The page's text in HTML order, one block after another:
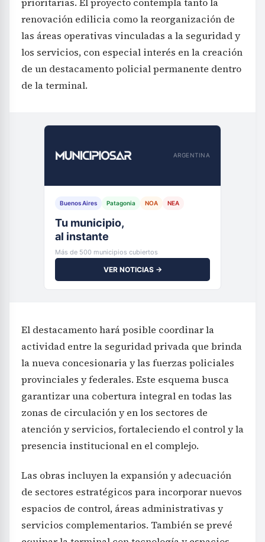
renovación edilicia como la reorganización de
las áreas operativas vinculadas a la seguridad y
los servicios, con especial interés en la creación
de un destacamento policial permanente dentro
de la terminal.
ARGENTINA
Buenos Aires Patagonia NOA NEA
Tu municipio,
al instante
Más de 500 municipios cubiertos
VER NOTICIAS →
El destacamento hará posible coordinar la
actividad entre la seguridad privada que brinda
la nueva concesionaria y las fuerzas policiales
provinciales y federales. Este esquema busca
garantizar una cobertura integral en todas las
zonas de circulación y en los sectores de
atención y servicios, fortaleciendo el control y la
presencia institucional en el complejo.
Las obras incluyen la expansión y adecuación
de sectores estratégicos para incorporar nuevos
espacios de control, áreas administrativas y
servicios complementarios. También se prevé